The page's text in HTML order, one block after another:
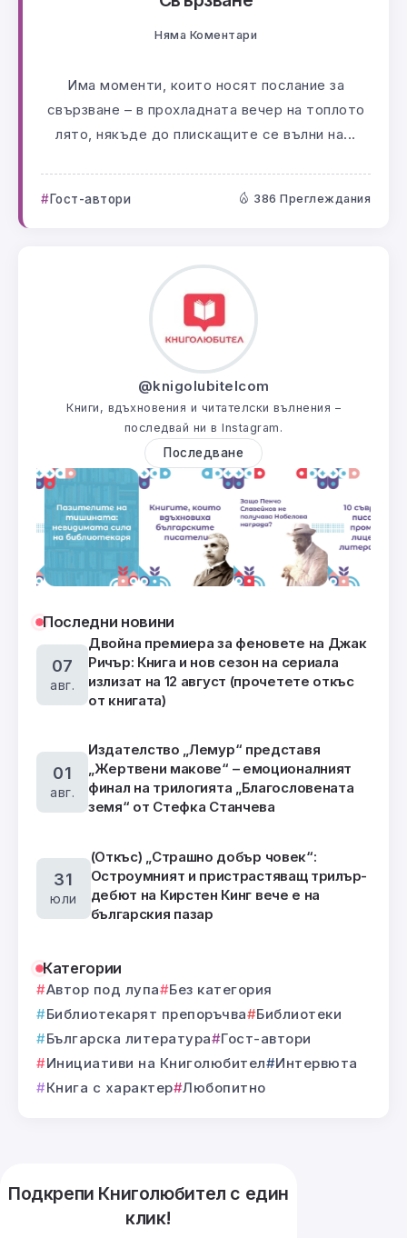
Няма Коментари
Има моменти, които носят послание за
свързване – в прохладната вечер на топлото
лято, някъде до плискащите се вълни на...
Гост-автори 386 Преглеждания
@knigolubitelcom
Книги, вдъхновения и читателски вълнения –
последвай ни в Instagram.
Последване
Последни новини
07
авг.
Двойна премиера за феновете на Джак
Ричър: Книга и нов сезон на сериала
излизат на 12 август (прочетете откъс
от книгата)
01
авг.
Издателство „Лемур“ представя
„Жертвени макове“ – емоционалният
финал на трилогията „Благословената
земя“ от Стефка Станчева
31
юли
(Откъс) „Страшно добър човек“:
Остроумният и пристрастяващ трилър-
дебют на Кирстен Кинг вече е на
българския пазар
Категории
Автор под лупа
Без категория
Библиотекарят препоръчва
Библиотеки
Българска литература
Гост-автори
Инициативи на Книголюбител
Интервюта
Книга с характер Любопитно
Подкрепи Книголюбител с един
клик!